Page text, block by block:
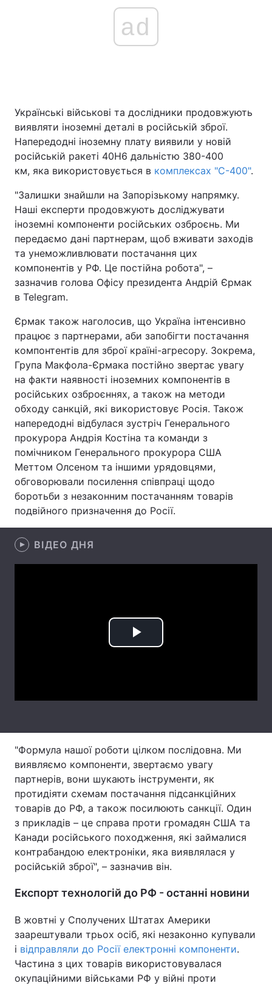
Головна Війна
Україна Політика
Економіка Світ
Спорт Наука
Техно і зв'язок Лайт
Зброя Інциденти
Туризм
Цікавинки
Екологія Регіони
Лонгріди
Відео з Youtube Статті
Інтерв'ю Думки
Архів
Контакти
Послуги
ad
Українські військові та дослідники продовжують
виявляти іноземні деталі в російській зброї.
Напередодні іноземну плату виявили у новій
російській ракеті 40Н6 дальністю 380-400
км, яка використовується в комплексах "С-400".
"Залишки знайшли на Запорізькому напрямку.
Наші експерти продовжують досліджувати
іноземні компоненти російських озброєнь. Ми
передаємо дані партнерам, щоб вживати заходів
та унеможливлювати постачання цих
компонентів у РФ. Це постійна робота", –
зазначив голова Офісу президента Андрій Єрмак
в Telegram.
Єрмак також наголосив, що Україна інтенсивно
працює з партнерами, аби запобігти постачання
компонтентів для зброї країні-агресору. Зокрема,
Група Макфола-Єрмака постійно звертає увагу
на факти наявності іноземних компонентів в
російських озброєннях, а також на методи
обходу санкцій, які використовує Росія. Також
напередодні відбулася зустріч Генерального
прокурора Андрія Костіна та команди з
помічником Генерального прокурора США
Меттом Олсеном та іншими урядовцями,
обговорювали посилення співпраці щодо
боротьби з незаконним постачанням товарів
подвійного призначення до Росії.
ВІДЕО ДНЯ
Play
"Формула нашої роботи цілком послідовна. Ми
виявляємо компоненти, звертаємо увагу
партнерів, вони шукають інструменти, як
протидіяти схемам постачання підсанкційних
товарів до РФ, а також посилюють санкції. Один
з прикладів – це справа проти громадян США та
Канади російського походження, які займалися
контрабандою електроніки, яка виявлялася у
російській зброї", – зазначив він.
Експорт технологій до РФ - останні новини
В жовтні у Сполучених Штатах Америки
заарештували трьох осіб, які незаконно купували
і відправляли до Росії електронні компоненти.
Частина з цих товарів використовувалася
окупаційними військами РФ у війні проти